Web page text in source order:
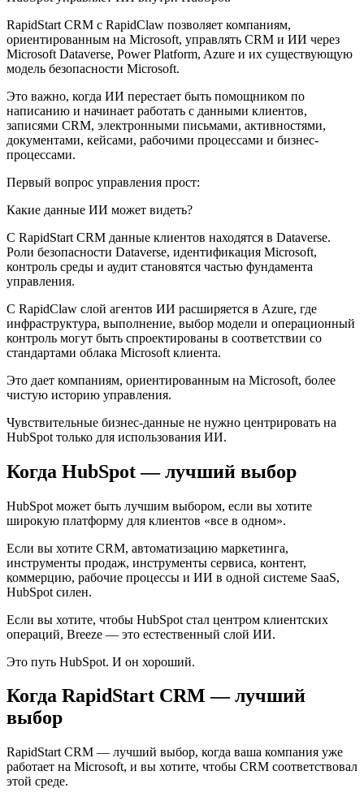
RapidStart CRM с RapidClaw позволяет компаниям,
ориентированным на Microsoft, управлять CRM и ИИ через
Microsoft Dataverse, Power Platform, Azure и их существующую
модель безопасности Microsoft.
Это важно, когда ИИ перестает быть помощником по
написанию и начинает работать с данными клиентов,
записями CRM, электронными письмами, активностями,
документами, кейсами, рабочими процессами и бизнес-
процессами.
Первый вопрос управления прост:
Какие данные ИИ может видеть?
С RapidStart CRM данные клиентов находятся в Dataverse.
Роли безопасности Dataverse, идентификация Microsoft,
контроль среды и аудит становятся частью фундамента
управления.
С RapidClaw слой агентов ИИ расширяется в Azure, где
инфраструктура, выполнение, выбор модели и операционный
контроль могут быть спроектированы в соответствии со
стандартами облака Microsoft клиента.
Это дает компаниям, ориентированным на Microsoft, более
чистую историю управления.
Чувствительные бизнес-данные не нужно центрировать на
HubSpot только для использования ИИ.
Когда HubSpot — лучший выбор
HubSpot может быть лучшим выбором, если вы хотите
широкую платформу для клиентов «все в одном».
Если вы хотите CRM, автоматизацию маркетинга,
инструменты продаж, инструменты сервиса, контент,
коммерцию, рабочие процессы и ИИ в одной системе SaaS,
HubSpot силен.
Если вы хотите, чтобы HubSpot стал центром клиентских
операций, Breeze — это естественный слой ИИ.
Это путь HubSpot. И он хороший.
Когда RapidStart CRM — лучший
выбор
RapidStart CRM — лучший выбор, когда ваша компания уже
работает на Microsoft, и вы хотите, чтобы CRM соответствовал
этой среде.